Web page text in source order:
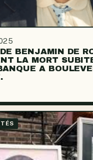
BENJAMIN DE
LA MORT
A